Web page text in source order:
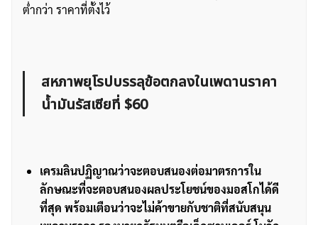
ต่ำกว่า ราคาที่ตั้งไว้
สหภาพยุโรปบรรลุข้อตกลงในเพดานราคา
น้ำมันรัสเซียที่ $60
เครมลินปฏิญาณว่าจะตอบสนองต่อมาตรการใน
ลักษณะที่จะตอบสนองผลประโยชน์ของมอสโกได้ดี
ที่สุด พร้อมเตือนว่าจะไม่ค้าขายกับชาติที่สนับสนุน